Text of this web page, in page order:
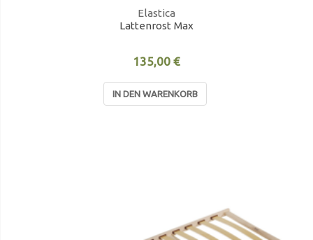
Elastica
Lattenrost Max
135,00 €
IN DEN WARENKORB